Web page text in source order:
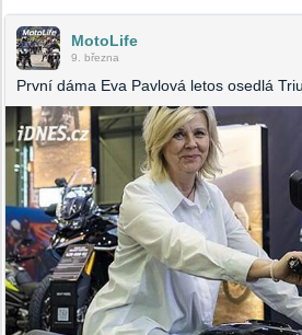
MotoLife
9. března
První dáma Eva Pavlová letos osedlá